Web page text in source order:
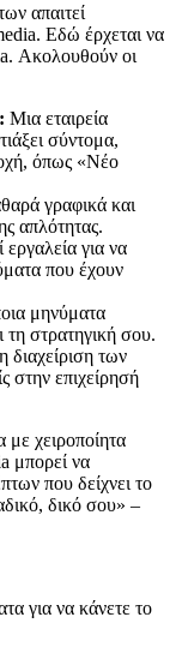
απαιτεί
Εδώ έρχεται να
Ακολουθούν οι
Μια εταιρεία
σύντομα,
όπως «Νέο
γραφικά και
απλότητας.
εργαλεία για να
που έχουν
μηνύματα
τη στρατηγική σου.
διαχείριση των
στην επιχείρησή
με χειροποίητα
μπορεί να
που δείχνει το
δικό σου» –
για να κάνετε το